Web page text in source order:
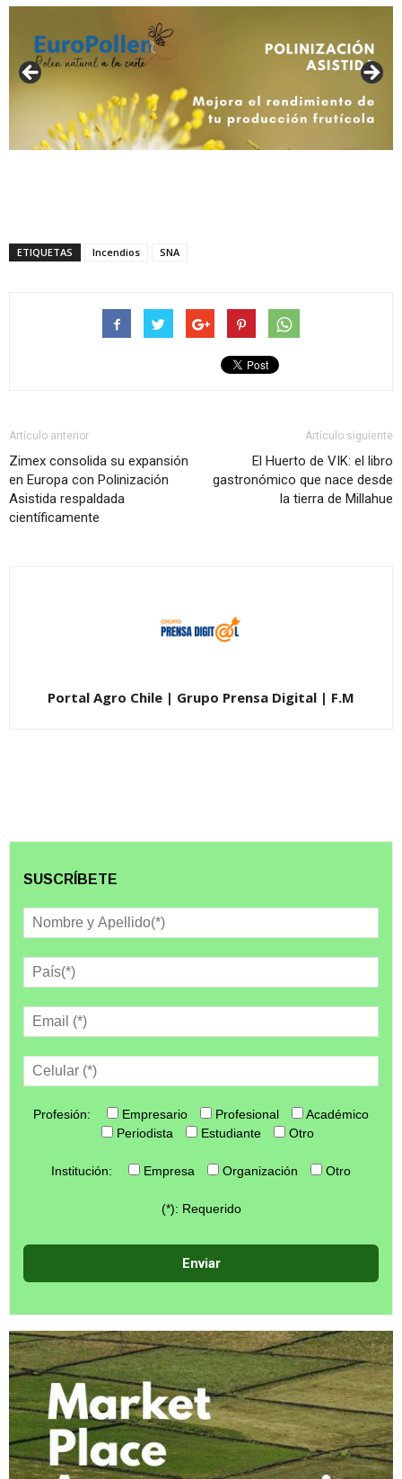
ETIQUETAS Incendios SNA
Artículo anterior
Zimex consolida su expansión
en Europa con Polinización
Asistida respaldada
científicamente
Artículo siguiente
El Huerto de VIK: el libro
gastronómico que nace desde
la tierra de Millahue
Portal Agro Chile | Grupo Prensa Digital | F.M
SUSCRÍBETE
Profesión: Empresario Profesional
Académico
Periodista
Estudiante Otro
Institución: Empresa Organización Otro
(*): Requerido